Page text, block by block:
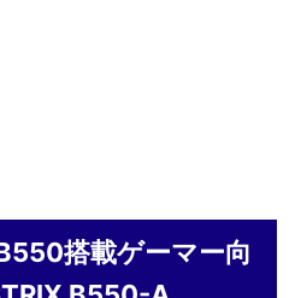
搭載ゲーマー向